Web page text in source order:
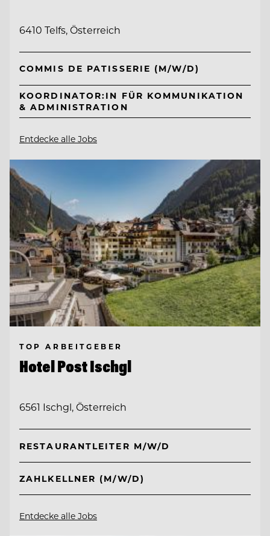
6410 Telfs, Österreich
COMMIS DE PATISSERIE (M/W/D)
KOORDINATOR:IN FÜR KOMMUNIKATION
& ADMINISTRATION
Entdecke alle Jobs
TOP ARBEITGEBER
Hotel Post Ischgl
6561 Ischgl, Österreich
RESTAURANTLEITER M/W/D
ZAHLKELLNER (M/W/D)
Entdecke alle Jobs